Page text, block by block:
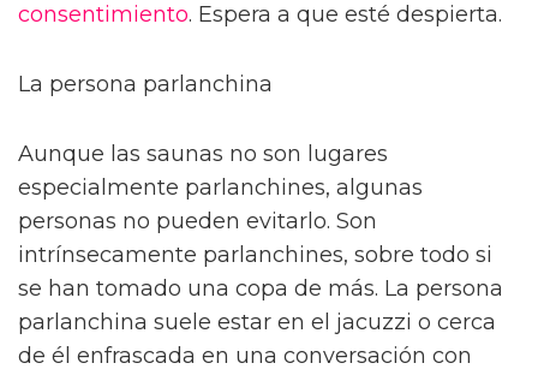
consentimiento. Espera a que esté despierta.
La persona parlanchina
Aunque las saunas no son lugares
especialmente parlanchines, algunas
personas no pueden evitarlo. Son
intrínsecamente parlanchines, sobre todo si
se han tomado una copa de más. La persona
parlanchina suele estar en el jacuzzi o cerca
de él enfrascada en una conversación con